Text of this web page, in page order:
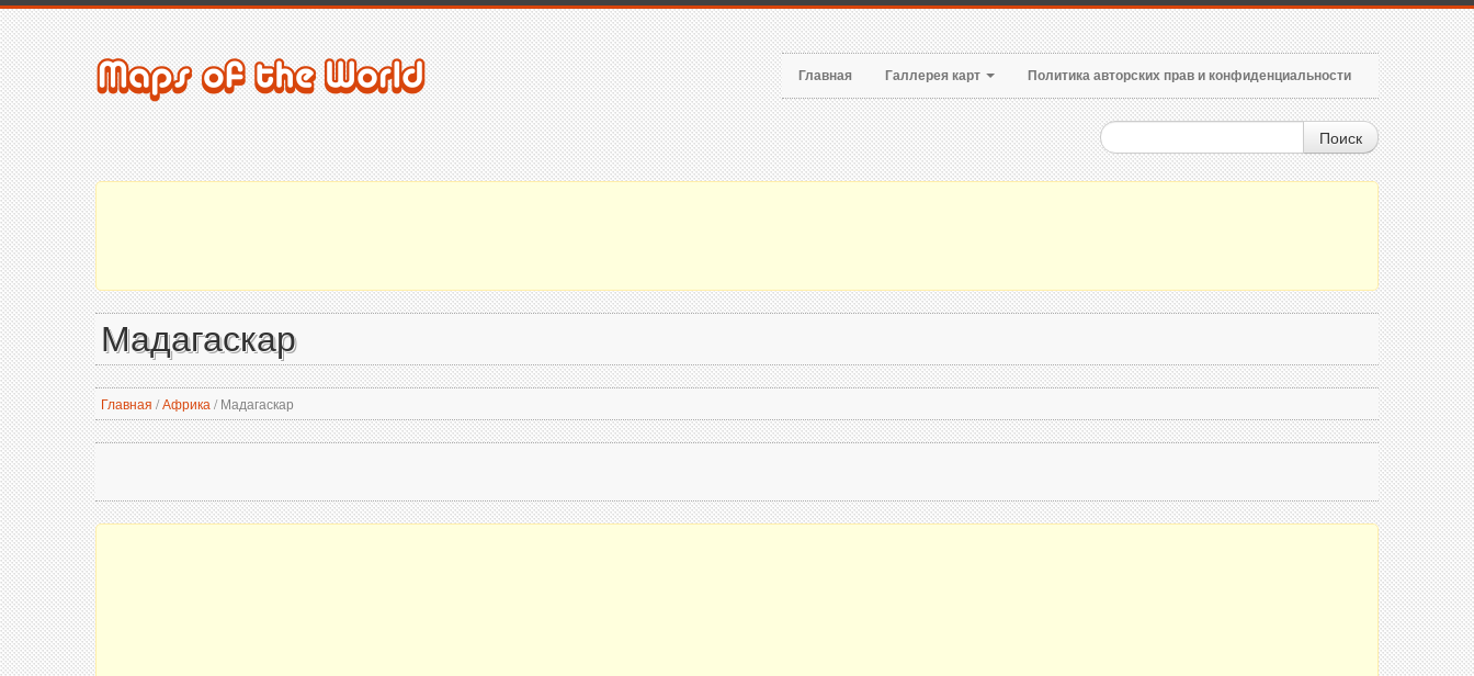
Главная Галлерея карт Политика авторских прав и конфиденциальности
Поиск
Мадагаскар
Главная /Африка /Мадагаскар